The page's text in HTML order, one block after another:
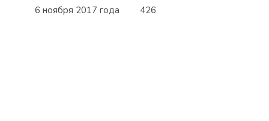
6 ноября 2017 года 426